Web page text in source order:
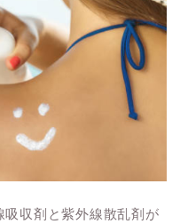
収剤と紫外線散乱剤が